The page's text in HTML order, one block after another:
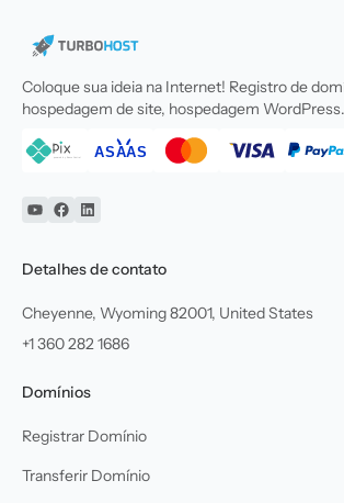
Coloque sua ideia na Internet! Registro de
hospedagem de site, hospedagem WordPress.
YouTube
Facebook
Linkedin
Detalhes de contato
Cheyenne, Wyoming 82001, United States
+1 360 282 1686
Domínios
Registrar Domínio
Transferir Domínio